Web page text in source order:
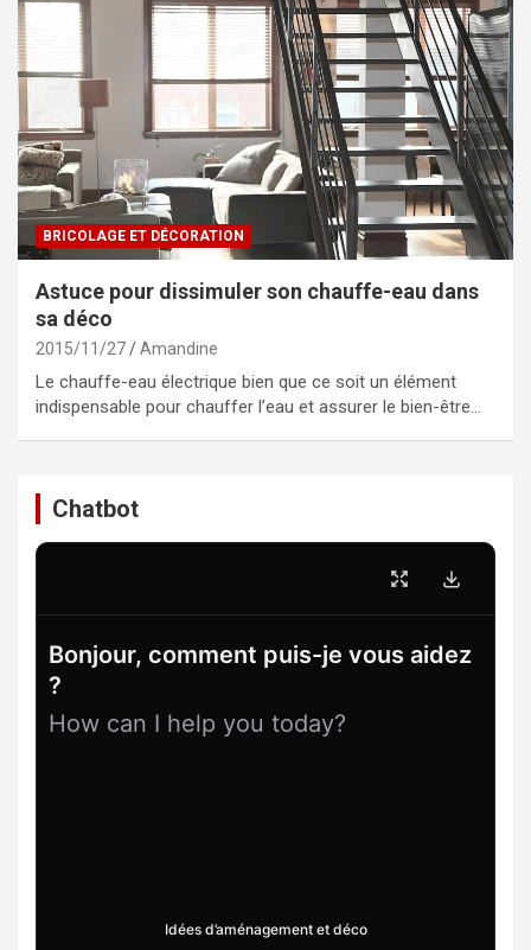
BRICOLAGE ET DÉCORATION
Astuce pour dissimuler son chauffe-eau dans
sa déco
2015/11/27 Amandine
Le chauffe-eau électrique bien que ce soit un élément
indispensable pour chauffer l’eau et assurer le bien-être…
Chatbot
Bonjour, comment puis-je vous aidez
?
How can I help you today?
Idées d’aménagement et déco